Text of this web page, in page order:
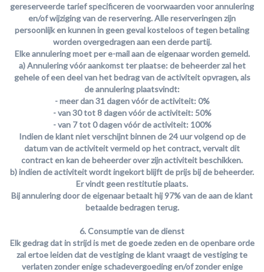
gereserveerde tarief specificeren de voorwaarden voor annulering
en/of wijziging van de reservering. Alle reserveringen zijn
persoonlijk en kunnen in geen geval kosteloos of tegen betaling
worden overgedragen aan een derde partij.
Elke annulering moet per e-mail aan de eigenaar worden gemeld.
a) Annulering vóór aankomst ter plaatse: de beheerder zal het
gehele of een deel van het bedrag van de activiteit opvragen, als
de annulering plaatsvindt:
- meer dan 31 dagen vóór de activiteit: 0%
- van 30 tot 8 dagen vóór de activiteit: 50%
- van 7 tot 0 dagen vóór de activiteit: 100%
Indien de klant niet verschijnt binnen de 24 uur volgend op de
datum van de activiteit vermeld op het contract, vervalt dit
contract en kan de beheerder over zijn activiteit beschikken.
b) indien de activiteit wordt ingekort blijft de prijs bij de beheerder.
Er vindt geen restitutie plaats.
Bij annulering door de eigenaar betaalt hij 97% van de aan de klant
betaalde bedragen terug.
6. Consumptie van de dienst
Elk gedrag dat in strijd is met de goede zeden en de openbare orde
zal ertoe leiden dat de vestiging de klant vraagt de vestiging te
verlaten zonder enige schadevergoeding en/of zonder enige